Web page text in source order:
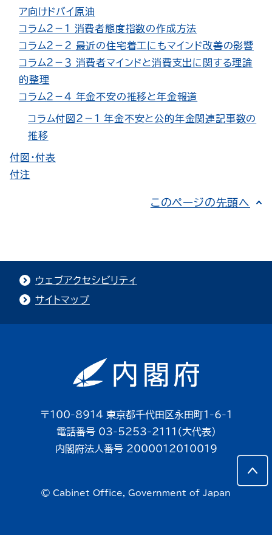
ア向けドバイ原油
コラム２－１ 消費者態度指数の作成方法
コラム２－２ 最近の住宅着工にもマインド改善の影響
コラム２－３ 消費者マインドと消費支出に関する理論
的整理
コラム２－４ 年金不安の推移と年金報道
コラム付図２－１ 年金不安と公的年金関連記事数の
推移
付図・付表
付注
このページの先頭へ
ウェブアクセシビリティ
サイトマップ
〒100-8914 東京都千代田区永田町1-6-1
電話番号 03-5253-2111（大代表）
内閣府法人番号 2000012010019
© Cabinet Office, Government of Japan